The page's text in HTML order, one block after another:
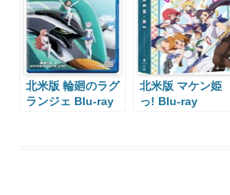
北米版 輪廻のラグ
ランジェ Blu-ray
北米版 マケン姫
っ! Blu-ray